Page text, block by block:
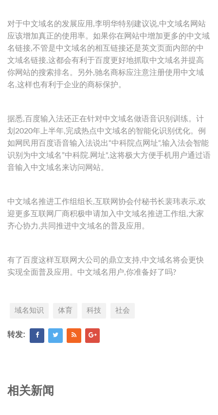
对于中文域名的发展应用,李明华特别建议说,中文域名网站
应该增加真正的使用率。如果你在网站中增加更多的中文域
名链接,不管是中文域名的相互链接还是英文页面内部的中
文域名链接,这都会有利于百度更好地抓取中文域名并提高
你网站的搜索排名。另外,驰名商标应注意注册使用中文域
名,这样也有利于企业的商标保护。
据悉,百度输入法还正在针对中文域名做语音识别训练。计
划2020年上半年,完成热点中文域名的智能化识别优化。例
如网民用百度语音输入法说出“中科院点网址“,输入法会智能
识别为中文域名”中科院.网址“,这将极大方便手机用户通过语
音输入中文域名来访问网站。
中文域名推进工作组组长,互联网协会付秘书长裴玮表示,欢
迎更多互联网厂商积极申请加入中文域名推进工作组,大家
齐心协力,共同推进中文域名的普及应用。
有了百度这样互联网大公司的鼎立支持,中文域名将会更快
实现全面普及应用。中文域名用户,你准备好了吗?
域名知识 体育 科技 社会
转发:
相关新闻